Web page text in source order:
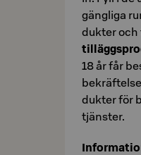
gäng­li­ga
duk­ter och
18 år får
duk­ter för
tjäns­ter.